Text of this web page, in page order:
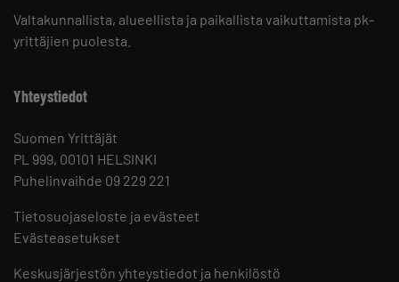
Valtakunnallista, alueellista ja paikallista vaikuttamista pk-
yrittäjien puolesta.
Yhteystiedot
Suomen Yrittäjät
PL 999, 00101 HELSINKI
Puhelinvaihde 09 229 221
Tietosuojaseloste ja evästeet
Evästeasetukset
Keskusjärjestön yhteystiedot ja henkilöstö